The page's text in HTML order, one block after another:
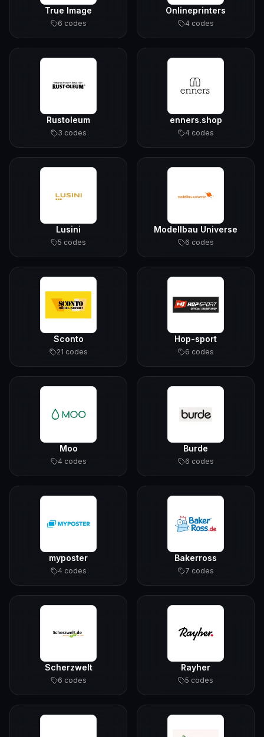
True Image
6 codes
Onlineprinters
4 codes
Rustoleum
3 codes
enners.shop
4 codes
Lusini
5 codes
Modellbau Universe
6 codes
Sconto
21 codes
Hop-sport
6 codes
Moo
4 codes
Burde
6 codes
myposter
4 codes
Bakerross
7 codes
Scherzwelt
6 codes
Rayher
5 codes